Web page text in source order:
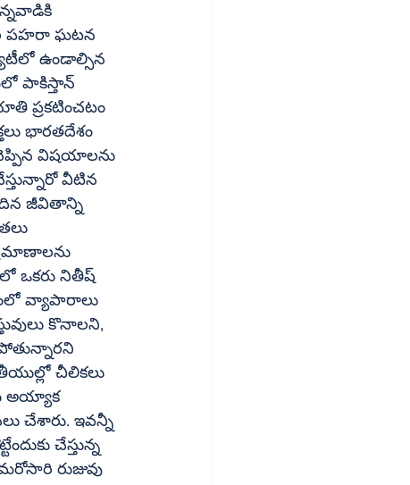
పహరా ఘటన
ఉండాల్సిన
పాకిస్తాన్‌
భారతదేశం
విషయాలను
జీవితాన్ని
ఒకరు నితీష్‌
వ్యాపారాలు
చేశారు. ఇవన్నీ
రుజువు